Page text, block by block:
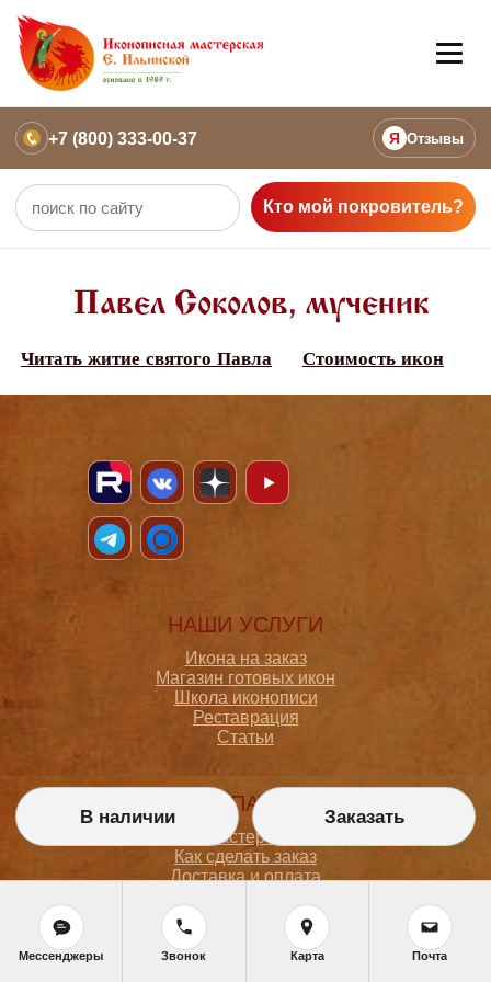
+7 (800) 333-00-37 Я Отзывы
Кто мой покровитель?
Павел Соколов, мученик
Читать житие святого Павла Стоимость икон
НАШИ УСЛУГИ
Икона на заказ
Магазин готовых икон
Школа иконописи
Реставрация
Статьи
ПОКУПАТЕЛЮ
О мастерской
Как сделать заказ
Доставка и оплата
Согласие на обработку персональных данных
Политика обработки персональных данных
Задать вопрос
В наличии Заказать
Мессенджеры Звонок Карта Почта